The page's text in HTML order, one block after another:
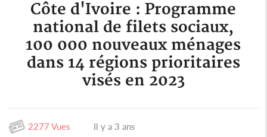
Côte d'Ivoire : Programme
national de filets sociaux,
100 000 nouveaux ménages
dans 14 régions prioritaires
visés en 2023
2277 Vues Il y a 3 ans